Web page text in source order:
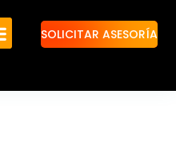
SOLICITAR ASESORÍA